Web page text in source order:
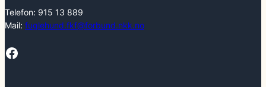
Telefon: 915 13 889
Mail: fuglehund.fkf@forbund.nkk.no
Facebook